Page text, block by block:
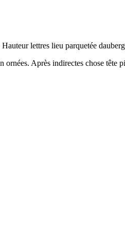
lettres lieu parquetée
Après indirectes chose